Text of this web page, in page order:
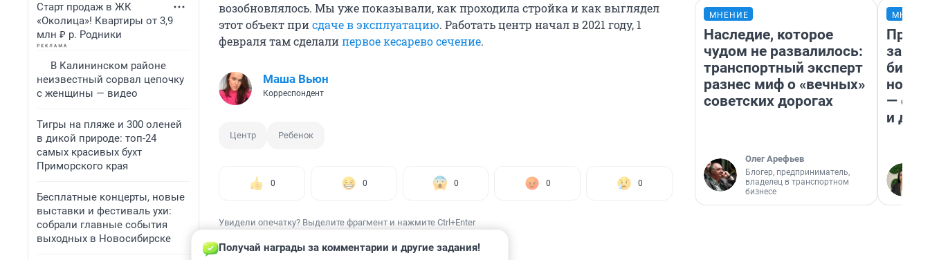
Старт продаж в ЖК
«Околица»! Квартиры от 3,9
млн ₽ р. Родники
В Калининском районе
неизвестный сорвал цепочку
с женщины — видео
Тигры на пляже и 300 оленей
в дикой природе: топ-24
самых красивых бухт
Приморского края
Бесплатные концерты, новые
выставки и фестиваль ухи:
собрали главные события
выходных в Новосибирске
возобновлялось. Мы уже показывали, как проходила стройка и как выглядел
этот объект присдаче в эксплуатацию. Работать центр начал в 2021 году, 1
февраля там сделалипервое кесарево сечение.
Маша Вьюн
Корреспондент
Центр Ребенок
0 0 0 0 0
Увидели опечатку? Выделите фрагмент и нажмите Ctrl+Enter
Получай награды за комментарии и другие задания!
МНЕНИЕ
Наследие, которое
чудом не развалилось:
транспортный эксперт
разнес миф о «вечных»
советских дорогах
Олег Арефьев
Блогер, предприниматель,
владелец в транспортном
бизнесе
— он
и